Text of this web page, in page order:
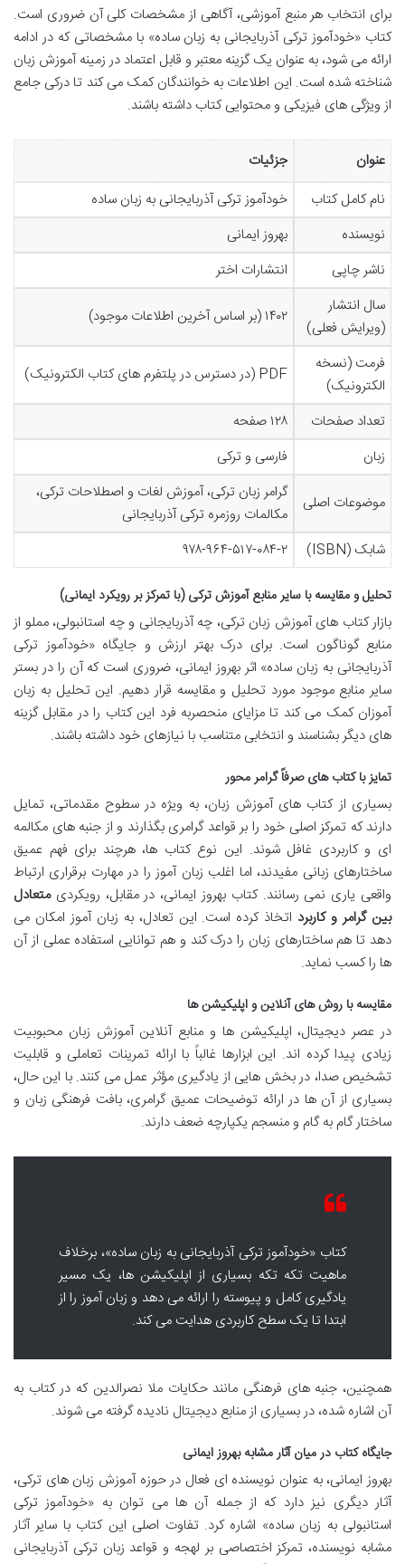
برای انتخاب هر منبع آموزشی، آگاهی از مشخصات کلی آن ضروری است.
کتاب «خودآموز ترکی آذربایجانی به زبان ساده» با مشخصاتی که در ادامه
ارائه می شود، به عنوان یک گزینه معتبر و قابل اعتماد در زمینه آموزش زبان
شناخته شده است. این اطلاعات به خوانندگان کمک می کند تا درکی جامع
از ویژگی های فیزیکی و محتوایی کتاب داشته باشند.
عنوان
جزئیات
نام کامل کتاب
خودآموز ترکی آذربایجانی به زبان ساده
نویسنده
بهروز ایمانی
ناشر چاپی
انتشارات اختر
سال انتشار
(ویرایش فعلی)
۱۴۰۲ (بر اساس آخرین اطلاعات موجود)
فرمت (نسخه
الکترونیک)
PDF (در دسترس در پلتفرم های کتاب الکترونیک)
تعداد صفحات
۱۲۸ صفحه
زبان
فارسی و ترکی
موضوعات اصلی
گرامر زبان ترکی، آموزش لغات و اصطلاحات ترکی،
مکالمات روزمره ترکی آذربایجانی
شابک (ISBN)
۹۷۸-۹۶۴-۵۱۷-۰۸۴-۲
تحلیل و مقایسه با سایر منابع آموزش ترکی (با تمرکز بر رویکرد ایمانی)
بازار کتاب های آموزش زبان ترکی، چه آذربایجانی و چه استانبولی، مملو از
منابع گوناگون است. برای درک بهتر ارزش و جایگاه «خودآموز ترکی
آذربایجانی به زبان ساده» اثر بهروز ایمانی، ضروری است که آن را در بستر
سایر منابع موجود مورد تحلیل و مقایسه قرار دهیم. این تحلیل به زبان
آموزان کمک می کند تا مزایای منحصربه فرد این کتاب را در مقابل گزینه
های دیگر بشناسند و انتخابی متناسب با نیازهای خود داشته باشند.
تمایز با کتاب های صرفاً گرامر محور
بسیاری از کتاب های آموزش زبان، به ویژه در سطوح مقدماتی، تمایل
دارند که تمرکز اصلی خود را بر قواعد گرامری بگذارند و از جنبه های مکالمه
ای و کاربردی غافل شوند. این نوع کتاب ها، هرچند برای فهم عمیق
ساختارهای زبانی مفیدند، اما اغلب زبان آموز را در مهارت برقراری ارتباط
واقعی یاری نمی رسانند. کتاب بهروز ایمانی، در مقابل، رویکردیمتعادل
بین گرامر و کاربرد اتخاذ کرده است. این تعادل، به زبان آموز امکان می
دهد تا هم ساختارهای زبان را درک کند و هم توانایی استفاده عملی از آن
ها را کسب نماید.
مقایسه با روش های آنلاین و اپلیکیشن ها
در عصر دیجیتال، اپلیکیشن ها و منابع آنلاین آموزش زبان محبوبیت
زیادی پیدا کرده اند. این ابزارها غالباً با ارائه تمرینات تعاملی و قابلیت
تشخیص صدا، در بخش هایی از یادگیری مؤثر عمل می کنند. با این حال،
بسیاری از آن ها در ارائه توضیحات عمیق گرامری، بافت فرهنگی زبان و
ساختار گام به گام و منسجم یکپارچه ضعف دارند.
کتاب «خودآموز ترکی آذربایجانی به زبان ساده»، برخلاف
ماهیت تکه تکه بسیاری از اپلیکیشن ها، یک مسیر
یادگیری کامل و پیوسته را ارائه می دهد و زبان آموز را از
ابتدا تا یک سطح کاربردی هدایت می کند.
همچنین، جنبه های فرهنگی مانند حکایات ملا نصرالدین که در کتاب به
آن اشاره شده، در بسیاری از منابع دیجیتال نادیده گرفته می شوند.
جایگاه کتاب در میان آثار مشابه بهروز ایمانی
بهروز ایمانی، به عنوان نویسنده ای فعال در حوزه آموزش زبان های ترکی،
آثار دیگری نیز دارد که از جمله آن ها می توان به «خودآموز ترکی
استانبولی به زبان ساده» اشاره کرد. تفاوت اصلی این کتاب با سایر آثار
مشابه نویسنده، تمرکز اختصاصی بر لهجه و قواعد زبان ترکی آذربایجانی